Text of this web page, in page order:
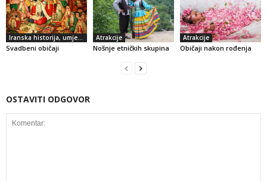
Iranska historija, umjetnost i kultura
Svadbeni običaji
Atrakcije
Nošnje etničkih skupina
Atrakcije
Običaji nakon rođenja
OSTAVITI ODGOVOR